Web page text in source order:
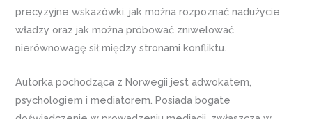
precyzyjne wskazówki, jak można rozpoznać nadużycie
władzy oraz jak można próbować zniwelować
nierównowagę sił między stronami konfliktu.
Autorka pochodząca z Norwegii jest adwokatem,
psychologiem i mediatorem. Posiada bogate